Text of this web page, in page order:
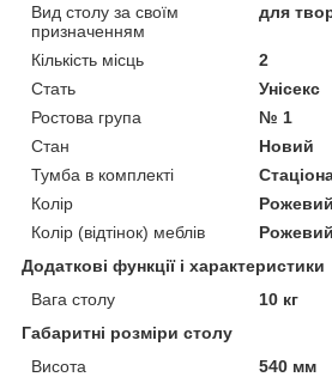
Вид столу за своїм
призначенням
для
Кількість місць
2
Стать
Унісекс
Ростова група
№ 1
Стан
Новий
Тумба в комплекті
Колір
Рожевий
Колір (відтінок) меблів
Рожевий
Додаткові функції і характеристики
Вага столу
10 кг
Габаритні розміри столу
Висота
540 мм